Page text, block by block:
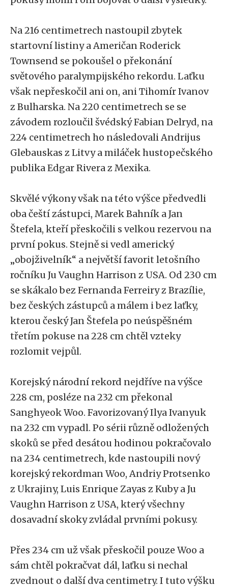
Na 216 centimetrech nastoupil zbytek
startovní listiny a Američan Roderick
Townsend se pokoušel o překonání
světového paralympijského rekordu. Laťku
však nepřeskočil ani on, ani Tihomír Ivanov
z Bulharska. Na 220 centimetrech se se
závodem rozloučil švédský Fabian Delryd, na
224 centimetrech ho následovali Andrijus
Glebauskas z Litvy a miláček hustopečského
publika Edgar Rivera z Mexika.
Skvělé výkony však na této výšce předvedli
oba čeští zástupci, Marek Bahník a Jan
Štefela, kteří přeskočili s velkou rezervou na
první pokus. Stejně si vedl americký
„obojživelník“ a největší favorit letošního
ročníku Ju Vaughn Harrison z USA. Od 230 cm
se skákalo bez Fernanda Ferreiry z Brazílie,
bez českých zástupců a málem i bez laťky,
kterou český Jan Štefela po neúspěšném
třetím pokuse na 228 cm chtěl vzteky
rozlomit vejpůl.
Korejský národní rekord nejdříve na výšce
228 cm, posléze na 232 cm překonal
Sanghyeok Woo. Favorizovaný Ilya Ivanyuk
na 232 cm vypadl. Po sérii různě odložených
skoků se před desátou hodinou pokračovalo
na 234 centimetrech, kde nastoupili nový
korejský rekordman Woo, Andriy Protsenko
z Ukrajiny, Luis Enrique Zayas z Kuby a Ju
Vaughn Harrison z USA, který všechny
dosavadní skoky zvládal prvními pokusy.
Přes 234 cm už však přeskočil pouze Woo a
sám chtěl pokračvat dál, laťku si nechal
zvednout o další dva centimetry. I tuto výšku